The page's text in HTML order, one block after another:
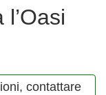
contattare